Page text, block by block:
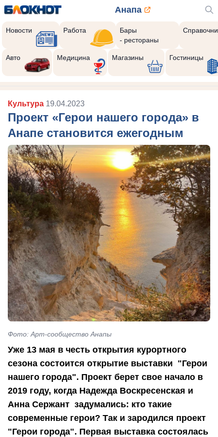
Анапа
Новости Работа
Бары
- рестораны
Авто Медицина Магазины Гостиницы
Культура 19.04.2023
Проект «Герои нашего города» в
Анапе становится ежегодным
Фото: Арт-сообщество Анапы
Уже 13 мая в честь открытия курортного
сезона состоится открытие выставки "Герои
нашего города". Проект берет свое начало в
2019 году, когда Надежда Воскресенская и
Анна Сержант задумались: кто такие
современные герои? Так и зародился проект
"Герои города". Первая выставка состоялась